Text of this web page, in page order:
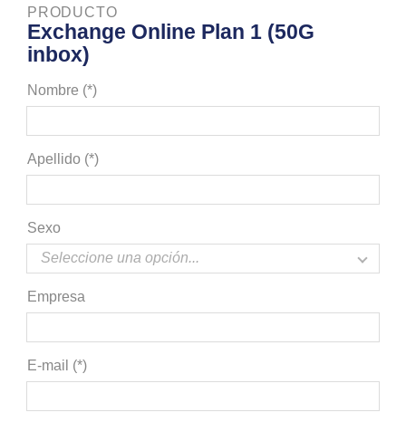
PRODUCTO
Exchange Online Plan 1 (50G
inbox)
Nombre (*)
Apellido (*)
Sexo
Empresa
E-mail (*)